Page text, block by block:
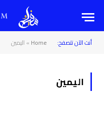
أنت الآن تتصفح: Home
» اليمين
اليمين